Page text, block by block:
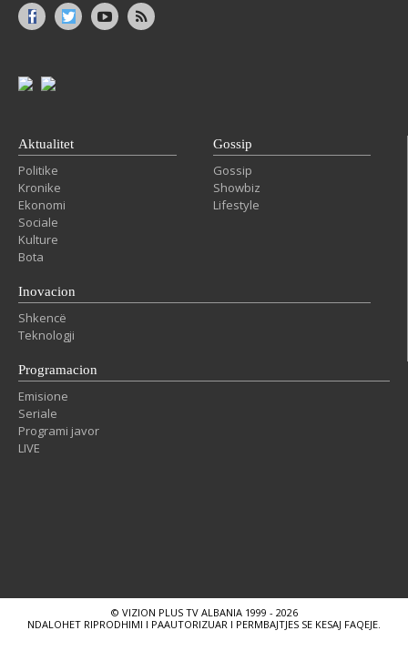
Aktualitet
Politike
Kronike
Ekonomi
Sociale
Kulture
Bota
Gossip
Gossip
Showbiz
Lifestyle
Inovacion
Shkencë
Teknologji
Programacion
Emisione
Seriale
Programi javor
LIVE
© VIZION PLUS TV ALBANIA 1999 - 2026
NDALOHET RIPRODHIMI I PAAUTORIZUAR I PERMBAJTJES SE KESAJ FAQEJE.